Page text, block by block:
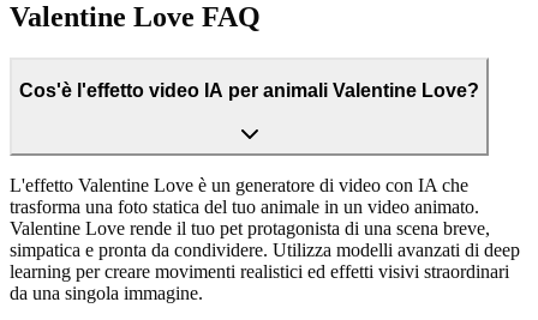
Valentine Love FAQ
Cos'è l'effetto video IA per animali Valentine Love?
L'effetto Valentine Love è un generatore di video con IA che
trasforma una foto statica del tuo animale in un video animato.
Valentine Love rende il tuo pet protagonista di una scena breve,
simpatica e pronta da condividere. Utilizza modelli avanzati di deep
learning per creare movimenti realistici ed effetti visivi straordinari
da una singola immagine.